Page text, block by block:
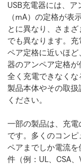
USB充電器には、
（mA）の定格が表
とに異なり、さま
でも異なります。
ペア定格に近いほ
器のアンペア定格が
全く充電できなくな
製品本体やその取
ください。
一部の製品は、充電
です。多くのコン
ペアまでしか電流
件（例：UL、CSA